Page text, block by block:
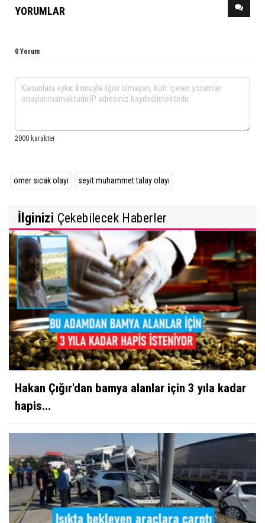
YORUMLAR
0 Yorum
ömer sıcak olayı seyit muhammet talay olayı
İlginizi Çekebilecek Haberler
Hakan Çığır'dan bamya alanlar için 3 yıla kadar
hapis...